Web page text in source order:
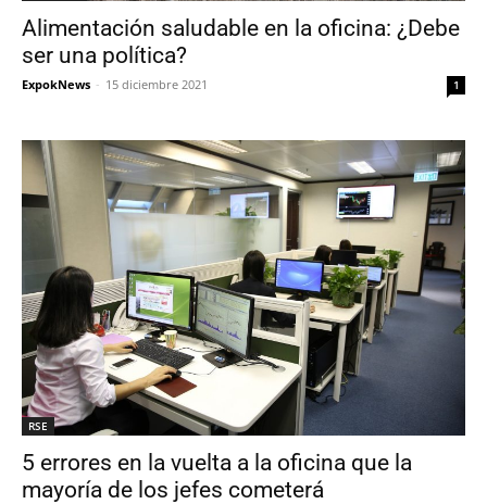
Alimentación saludable en la oficina: ¿Debe
ser una política?
ExpokNews - 15 diciembre 2021 1
RSE
5 errores en la vuelta a la oficina que la
mayoría de los jefes cometerá